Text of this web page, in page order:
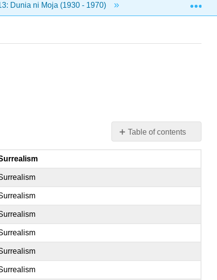
Dunia ni Moja (1930 - 1970) 13.8: Surrealism
Table of contents
No